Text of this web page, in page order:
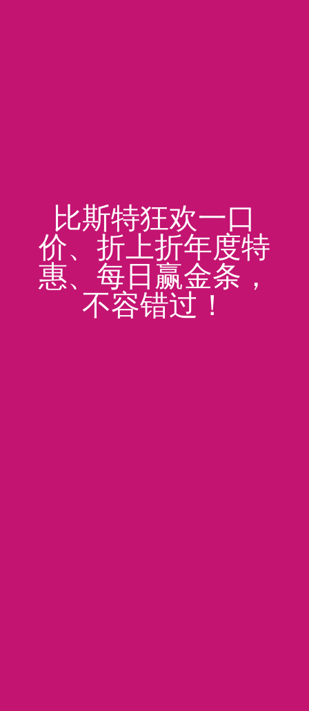
比斯特狂欢一口
价、折上折年度特
惠、每日赢金条，
不容错过！